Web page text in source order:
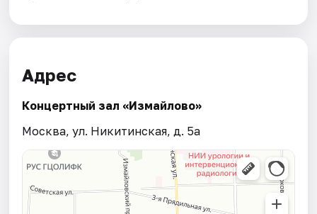
Адрес
Концертный зал «Измайлово»
Москва, ул. Никитинская, д. 5а